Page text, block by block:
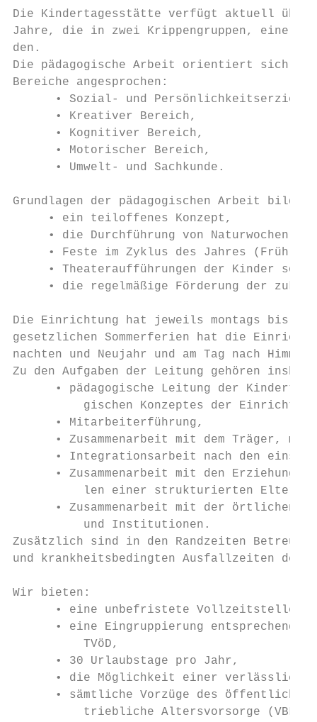
Die Kindertagesstätte verfügt aktuell über
Jahre, die in zwei Krippengruppen, einer
den.
Die pädagogische Arbeit orientiert sich
Bereiche angesprochen:
• Sozial- und
      • Kreativer Bereich,
      • Kognitiver Bereich,
      • Motorischer Bereich,
      • Umwelt- und Sachkunde.
Grundlagen der pädagogischen Arbeit bilden
     • ein teiloffenes Konzept,
     • die Durchführung von Naturwochen,
• Feste im Zyklus des Jahres
     • Theateraufführungen der Kinder sowie
• die regelmäßige Förderung der
Die Einrichtung hat jeweils montags bis
gesetzlichen Sommerferien hat die
nachten und Neujahr und am Tag nach
Zu den Aufgaben der Leitung gehören
• pädagogische Leitung der
gischen Konzeptes der
      • Mitarbeiterführung,
• Zusammenarbeit mit dem Träger,
• Integrationsarbeit nach den
• Zusammenarbeit mit den
len einer strukturierten
• Zusammenarbeit mit der örtlichen
          und Institutionen.
Zusätzlich sind in den Randzeiten
und krankheitsbedingten Ausfallzeiten der
Wir bieten:
• eine unbefristete Vollzeitstelle
• eine Eingruppierung entsprechend
          TVöD,
      • 30 Urlaubstage pro Jahr,
• die Möglichkeit einer
• sämtliche Vorzüge des
          triebliche Altersvorsorge (VBL),